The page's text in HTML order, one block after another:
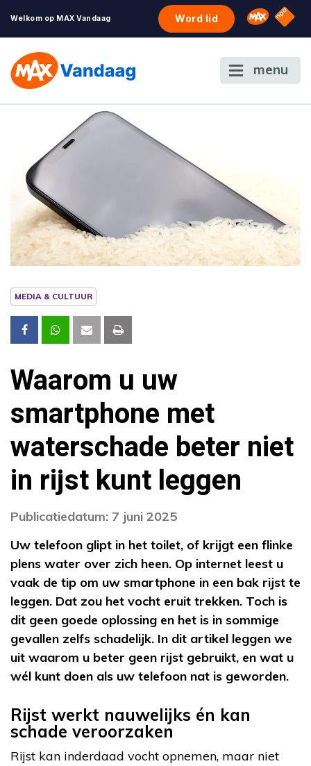
Welkom op MAX Vandaag Word lid Omroep
NPO
menu
MEDIA & CULTUUR
Waarom u uw
smartphone met
waterschade beter niet
in rijst kunt leggen
Publicatiedatum: 7 juni 2025
Uw telefoon glipt in het toilet, of krijgt een flinke
plens water over zich heen. Op internet leest u
vaak de tip om uw smartphone in een bak rijst te
leggen. Dat zou het vocht eruit trekken. Toch is
dit geen goede oplossing en het is in sommige
gevallen zelfs schadelijk. In dit artikel leggen we
uit waarom u beter geen rijst gebruikt, en wat u
wél kunt doen als uw telefoon nat is geworden.
Rijst werkt nauwelijks én kan
schade veroorzaken
Rijst kan inderdaad vocht opnemen, maar niet